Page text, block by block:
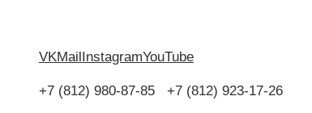
VKMailInstagramYouTube
+7 (812) 980-87-85 +7 (812) 923-17-26